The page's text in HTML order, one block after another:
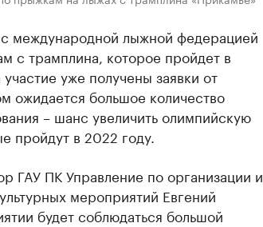
международной лыжной федерацией
с трамплина, которое пройдет в
уже получены заявки от
ожидается большое количество
– шанс увеличить олимпийскую
пройдут в 2022 году.
ГАУ ПК Управление по организации и
мероприятий Евгений
будет соблюдаться большой